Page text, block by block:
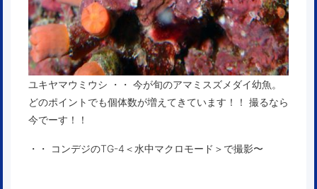
ユキヤマウミウシ ・・ 今が旬のアマミスズメダイ幼魚。
どのポイントでも個体数が増えてきています！！ 撮るなら
今でーす！！
・・ コンデジのTG-4＜水中マクロモード＞で撮影〜